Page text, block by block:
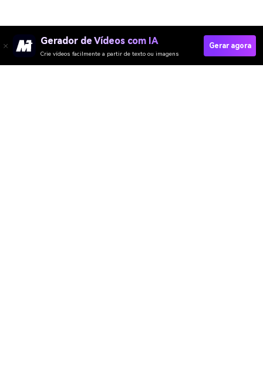
Gerador de Vídeos com IA
Crie vídeos facilmente a partir de texto ou imagens
Gerar agora